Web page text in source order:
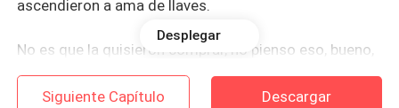
ascendieron a ama de llaves.
No es que la quisieron comprar, no pienso eso, bueno,
en este momento no lo pienso, pero debo confesar,
que cuando le dieron ese cargo, que es bastante
Desplegar
Siguiente Capítulo Descargar